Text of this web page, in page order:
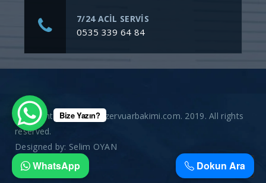
7/24 ACİL SERVİS
0535 339 64 84
Copyright © gommerezervuarbakimi.com. 2019. All rights
reserved.
Designed by: Selim OYAN
Dokun Ara
WhatsApp
Bize Yazın?